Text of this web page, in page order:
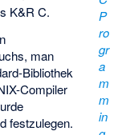
P
ro
gr
a
m
m
in
K&R C.
man
Bibliothek
Compiler
festzulegen.